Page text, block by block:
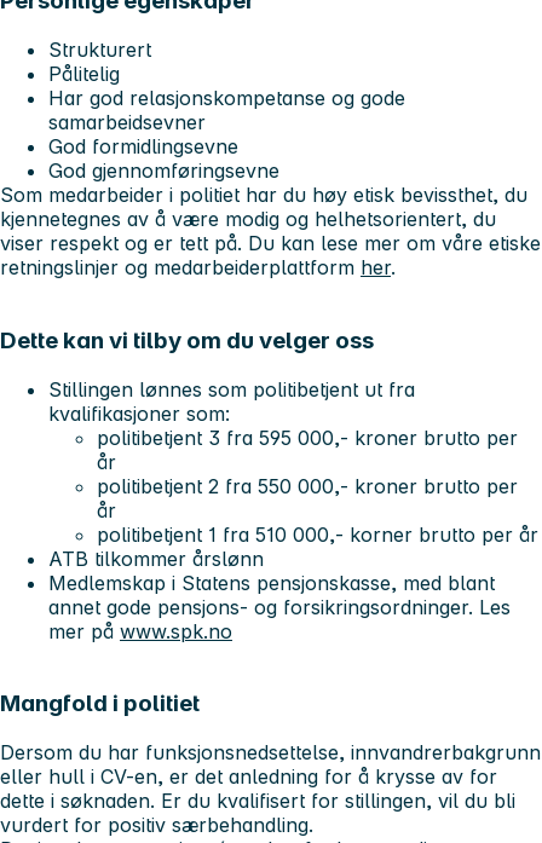
Strukturert
Pålitelig
Har god relasjonskompetanse og gode
samarbeidsevner
God formidlingsevne
God gjennomføringsevne
Som medarbeider i politiet har du høy etisk bevissthet, du
kjennetegnes av å være modig og helhetsorientert, du
viser respekt og er tett på. Du kan lese mer om våre etiske
retningslinjer og medarbeiderplattform her.
Dette kan vi tilby om du velger oss
Stillingen lønnes som politibetjent ut fra
kvalifikasjoner som:
politibetjent 3 fra 595 000,- kroner brutto per
år
politibetjent 2 fra 550 000,- kroner brutto per
år
politibetjent 1 fra 510 000,- korner brutto per år
ATB tilkommer årslønn
Medlemskap i Statens pensjonskasse, med blant
annet gode pensjons- og forsikringsordninger. Les
mer på www.spk.no
Mangfold i politiet
Dersom du har funksjonsnedsettelse, innvandrerbakgrunn
eller hull i CV-en, er det anledning for å krysse av for
dette i søknaden. Er du kvalifisert for stillingen, vil du bli
vurdert for positiv særbehandling.